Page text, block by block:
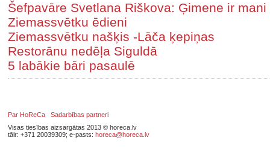
Šefpavāre Svetlana Riškova: Ģimene ir
Ziemassvētku ēdieni
Ziemassvētku našķis -Lāča ķepiņas
Restorānu nedēļa Siguldā
5 labākie bāri pasaulē
Par HoReCa
Sadarbības partneri
Visas tiesības aizsargātas 2013 © horeca.lv
tālr: +371 20039309; e-pasts: horeca@horeca.lv